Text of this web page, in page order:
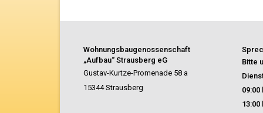
Wohnungsbaugenossenschaft
„Aufbau“ Strausberg eG
Gustav-Kurtze-Promenade 58 a
15344 Strausberg
Bitte
09:00
13:00